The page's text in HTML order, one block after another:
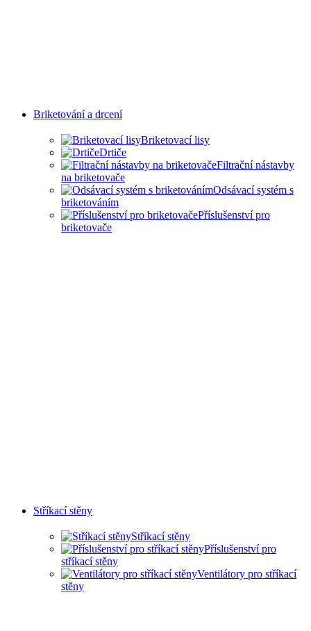
Briketování a drcení
Briketovací lisy
Drtiče
Filtrační nástavby
na briketovače
Odsávací systém s
briketováním
Příslušenství pro
briketovače
Stříkací stěny
Stříkací stěny
Příslušenství pro
stříkací stěny
Ventilátory pro stříkací
stěny